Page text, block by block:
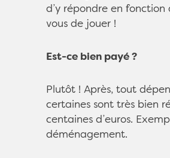
d’y répondre en fonction
vous de jouer !
Est-ce bien payé ?
Plutôt ! Après, tout
certaines sont très bien
centaines d’euros.
déménagement.